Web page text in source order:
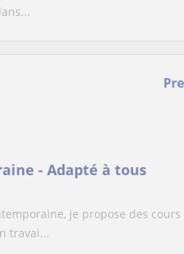
- Adapté à tous
je propose des
travai...